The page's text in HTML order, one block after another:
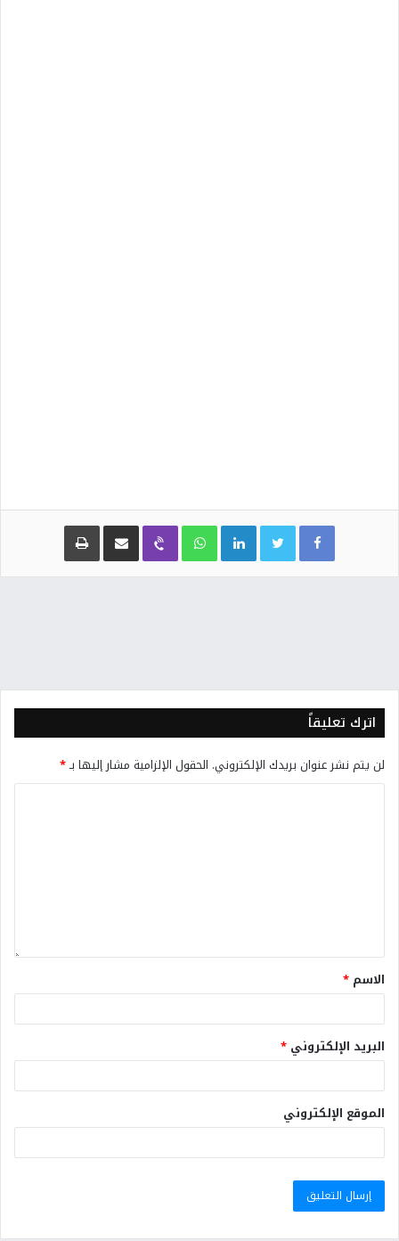
Facebook
Twitter
LinkedIn
WhatsApp
Viber مشاركة عبر البريد
اترك تعليقاً
لن يتم نشر عنوان بريدك الإلكتروني. الحقول الإلزامية مشار إليها بـ*
الاسم *
البريد الإلكتروني *
الموقع الإلكتروني